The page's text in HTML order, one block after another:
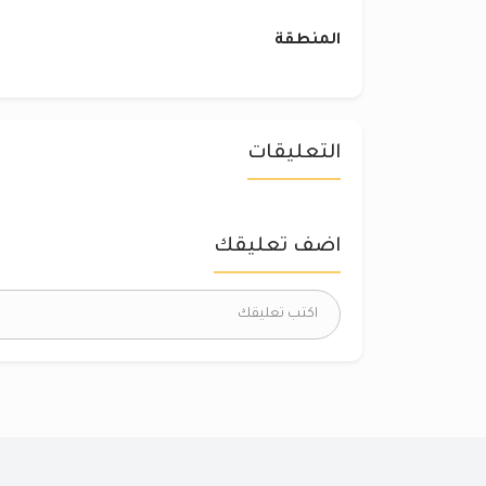
المنطقة
التعليقات
اضف تعليقك